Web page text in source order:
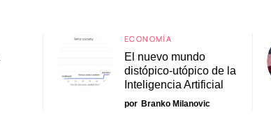
ECONOMÍA
El nuevo mundo
distópico-utópico de la
Inteligencia Artificial
por Branko Milanovic